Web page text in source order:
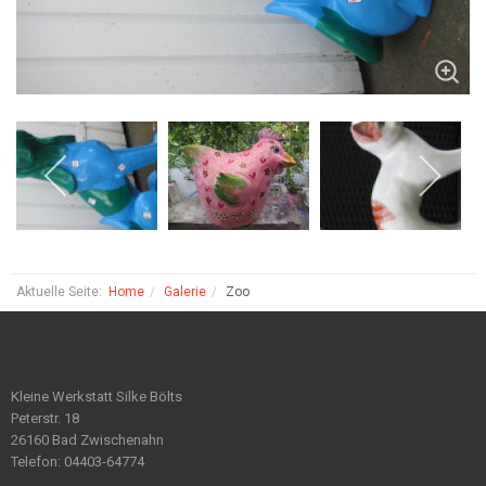
Aktuelle Seite: Home Galerie Zoo
Kleine Werkstatt Silke Bölts
Peterstr. 18
26160 Bad Zwischenahn
Telefon: 04403-64774